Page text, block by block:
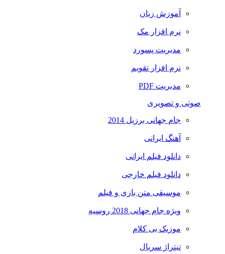
آموزش زبان
نرم افزار مک
مدیریت پسورد
نرم افزار تقویم
مدیریت PDF
صوتی و تصویری
جام جهانی برزیل 2014
آهنگ ایرانی
دانلود فیلم ایرانی
دانلود فیلم خارجی
موسیقی متن بازی و فیلم
ویژه جام جهانی 2018 روسیه
موزیک بی کلام
تیتراژ سریال